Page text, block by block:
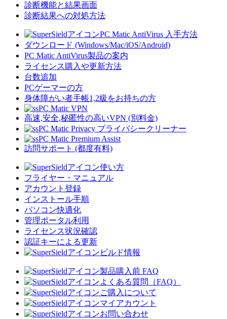
診断機能と結果画面
診断結果への対処方法
PC Matic AntiVirus 入手方法
ダウンロード (Windows/Mac/iOS/Android)
PC Matic AntiVirus製品の案内
ライセンス購入や更新方法
台数追加
PCゲーマーの方
身体障がい者手帳1,2級をお持ちの方
PC Matic VPN
高速,安全,秘匿性の高いVPN (別料金)
PC Matic Privacy プライバシークリーナー
PC Matic Premium Assist
訪問サポート (都度有料)
使い方
フライヤー・マニュアル
アカウント登録
インストール手順
パソコン快適化
管理ポータル利用
ライセンス状況確認
認証キーによる更新
ビルド情報
製品購入前 FAQ
よくある質問（FAQ）
ご購入について
マイアカウント
お問い合わせ